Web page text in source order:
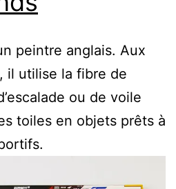
peintre anglais. Aux
il utilise la fibre de
ou de voile
toiles en objets prêts à